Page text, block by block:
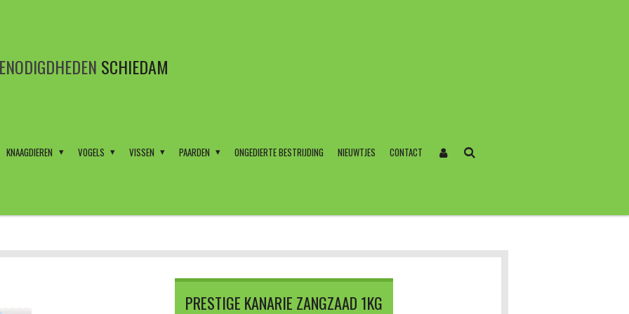
SCHIEDAM
KNAAGDIEREN VOGELS VISSEN PAARDEN ONGEDIERTE BESTRIJDING NIEUWTJES CONTACT
PRESTIGE KANARIE ZANGZAAD 1KG